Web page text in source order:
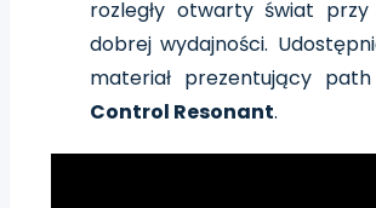
rozległy otwarty świat przy
dobrej wydajności.
materiał prezentujący
Control Resonant.